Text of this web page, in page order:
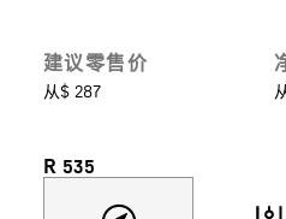
建议零售价
从$ 287
R 535